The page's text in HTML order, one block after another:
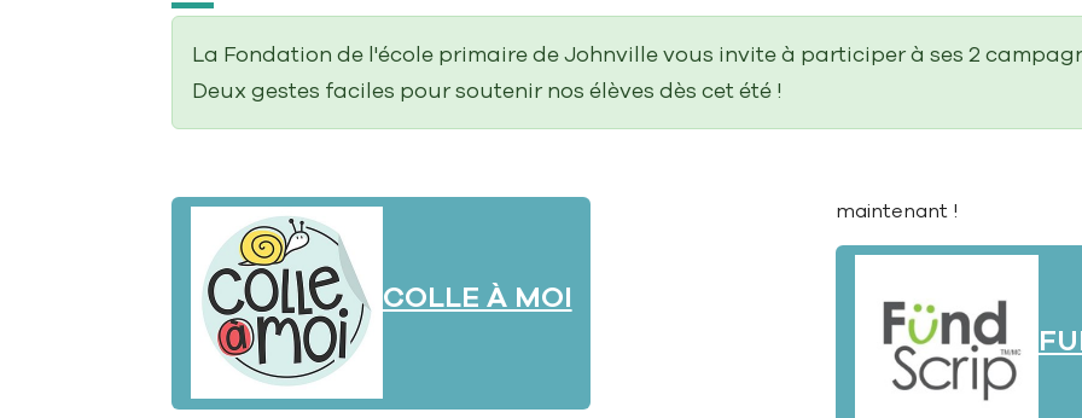
La Fondation de l'école primaire de Johnville vous invite à participer à ses 2
Deux gestes faciles pour soutenir nos élèves dès cet été !
COLLE À MOI
maintenant !